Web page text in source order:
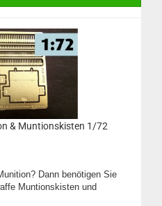
& Muntionskisten 1/72
Dann benötigen Sie
Muntionskisten und